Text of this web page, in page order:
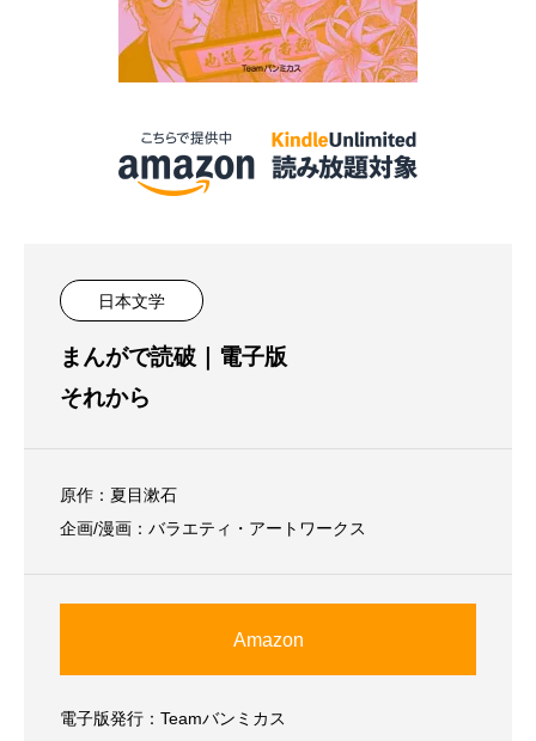
日本文学
まんがで読破｜電子版
それから
原作：夏目漱石
企画/漫画：バラエティ・アートワークス
Amazon
電子版発行：Teamバンミカス